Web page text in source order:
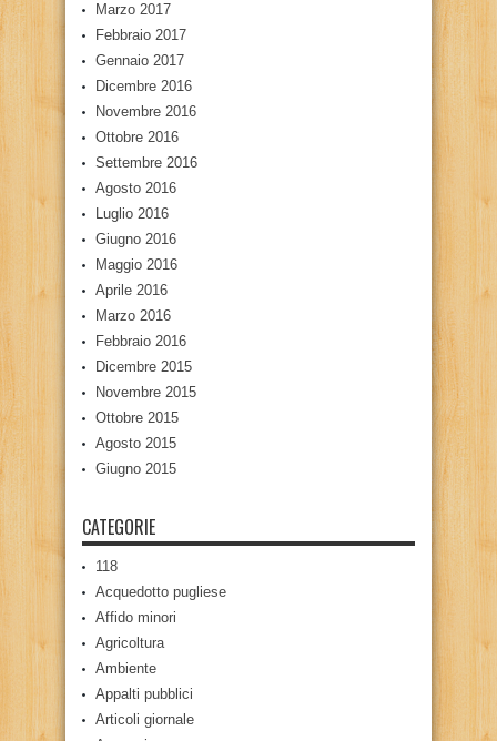
Marzo 2017
Febbraio 2017
Gennaio 2017
Dicembre 2016
Novembre 2016
Ottobre 2016
Settembre 2016
Agosto 2016
Luglio 2016
Giugno 2016
Maggio 2016
Aprile 2016
Marzo 2016
Febbraio 2016
Dicembre 2015
Novembre 2015
Ottobre 2015
Agosto 2015
Giugno 2015
CATEGORIE
118
Acquedotto pugliese
Affido minori
Agricoltura
Ambiente
Appalti pubblici
Articoli giornale